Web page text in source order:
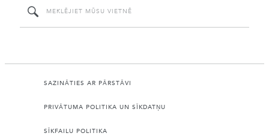
SAZINĀTIES AR PĀRSTĀVI
PRIVĀTUMA POLITIKA UN SĪKDATŅU
SĪKFAILU POLITIKA